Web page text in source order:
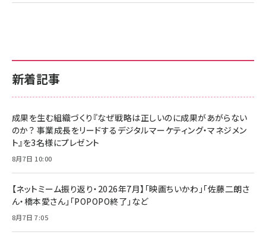
新着記事
成果を生む組織づくり『なぜ戦略は正しいのに成果があがらない
のか？ 事業成長をリードするデジタルマーケティング・マネジメン
ト』を3名様にプレゼント
8月7日 10:00
【ネットミーム振り返り・2026年7月】「映画ちいかわ」「佐藤二朗さ
ん・橋本愛さん」「POPOPO終了」など
8月7日 7:05